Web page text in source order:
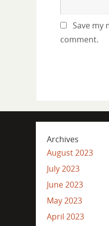
Save my
comment.
Archives
August 2023
July 2023
June 2023
May 2023
April 2023